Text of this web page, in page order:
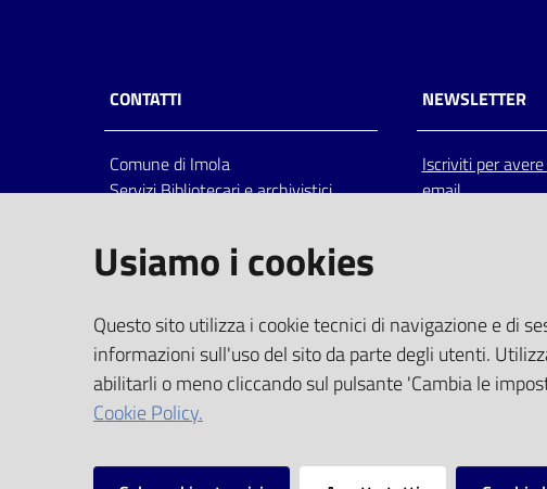
CONTATTI
Comune di Imola
Servizi Bibliotecari e archivistici
Italia
centralino: tel 0542.6026.36 fax
bim@comune.imola.bo.it
PEC
comune.imola@cert.provincia.bo.it
P.IVA 00523381200
C.F. 00794470377
NEWSLETTER
Iscriviti per
email
Usiamo i cookies
Questo sito utilizza i cookie tecnici di navigazione e di
informazioni sull'uso del sito da parte degli utenti.
abilitarli o meno cliccando sul pulsante 'Cambia le
Cookie Policy.